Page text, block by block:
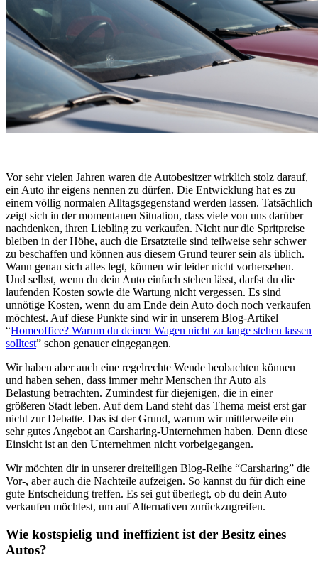
Vor sehr vielen Jahren waren die Autobesitzer wirklich stolz darauf,
ein Auto ihr eigens nennen zu dürfen. Die Entwicklung hat es zu
einem völlig normalen Alltagsgegenstand werden lassen. Tatsächlich
zeigt sich in der momentanen Situation, dass viele von uns darüber
nachdenken, ihren Liebling zu verkaufen. Nicht nur die Spritpreise
bleiben in der Höhe, auch die Ersatzteile sind teilweise sehr schwer
zu beschaffen und können aus diesem Grund teurer sein als üblich.
Wann genau sich alles legt, können wir leider nicht vorhersehen.
Und selbst, wenn du dein Auto einfach stehen lässt, darfst du die
laufenden Kosten sowie die Wartung nicht vergessen. Es sind
unnötige Kosten, wenn du am Ende dein Auto doch noch verkaufen
möchtest. Auf diese Punkte sind wir in unserem Blog-Artikel
“Homeoffice? Warum du deinen Wagen nicht zu lange stehen lassen
solltest” schon genauer eingegangen.
Wir haben aber auch eine regelrechte Wende beobachten können
und haben sehen, dass immer mehr Menschen ihr Auto als
Belastung betrachten. Zumindest für diejenigen, die in einer
größeren Stadt leben. Auf dem Land steht das Thema meist erst gar
nicht zur Debatte. Das ist der Grund, warum wir mittlerweile ein
sehr gutes Angebot an Carsharing-Unternehmen haben. Denn diese
Einsicht ist an den Unternehmen nicht vorbeigegangen.
Wir möchten dir in unserer dreiteiligen Blog-Reihe “Carsharing” die
Vor-, aber auch die Nachteile aufzeigen. So kannst du für dich eine
gute Entscheidung treffen. Es sei gut überlegt, ob du dein Auto
verkaufen möchtest, um auf Alternativen zurückzugreifen.
Wie kostspielig und ineffizient ist der Besitz eines
Autos?